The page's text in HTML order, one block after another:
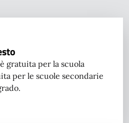
gratuita per la scuola
per le scuole secondarie